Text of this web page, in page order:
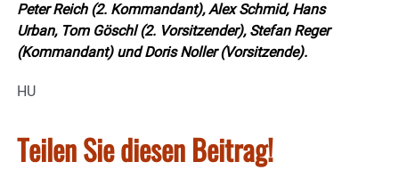
Peter Reich (2. Kommandant), Alex Schmid, Hans
Urban, Tom Göschl (2. Vorsitzender), Stefan Reger
(Kommandant) und Doris Noller (Vorsitzende).
HU
Teilen Sie diesen Beitrag!